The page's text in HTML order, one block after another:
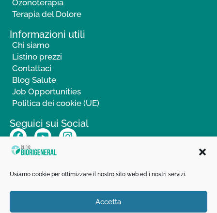
Usiamo cookie per ottimizzare il nostro sito web ed i nostri servizi.
Accetta
Ozonoterapia
Terapia del Dolore
Informazioni utili
Chi siamo
Listino prezzi
Contattaci
Blog Salute
Job Opportunities
Politica dei cookie (UE)
Seguici sui Social
Via Salara 2/A, 64026 Roseto degli Abruzzi (TE) –